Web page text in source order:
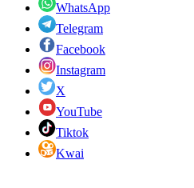
WhatsApp
Telegram
Facebook
Instagram
X
YouTube
Tiktok
Kwai